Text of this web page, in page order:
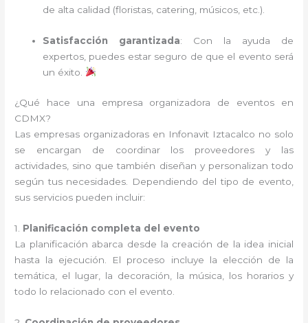
de alta calidad (floristas, catering, músicos, etc.).
Satisfacción garantizada: Con la ayuda de
expertos, puedes estar seguro de que el evento será
un éxito.
¿Qué hace una empresa organizadora de eventos en
CDMX?
Las empresas organizadoras en Infonavit Iztacalco no solo
se encargan de coordinar los proveedores y las
actividades, sino que también diseñan y personalizan todo
según tus necesidades. Dependiendo del tipo de evento,
sus servicios pueden incluir:
1. Planificación completa del evento
La planificación abarca desde la creación de la idea inicial
hasta la ejecución. El proceso incluye la elección de la
temática, el lugar, la decoración, la música, los horarios y
todo lo relacionado con el evento.